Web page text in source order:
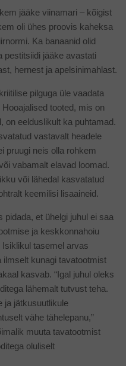
jääke viinamari – kõigist
oli ühes proovis kaheksa
Ka banaanid olid
pestitsiidi jääke avastati
hernest ja apelsinimahlast.
pilguga üle vaadata
tooted, mis on
on eelduslikult ka puhtamad.
vastavalt headele
pruugi neis olla rohkem
vabamalt elavad loomad.
või lähedal kasvatatud
keemilisi lisaaineid.
pidada, et ühelgi juhul ei saa
ja keskkonnahoiu
tasemel arvas
ilmselt kunagi tavatootmist
kasvab. “Igal juhul oleks
lähemalt tutvust teha.
ja jätkusuutlikule
vähe tähelepanu,”
muuta tavatootmist
oluliselt